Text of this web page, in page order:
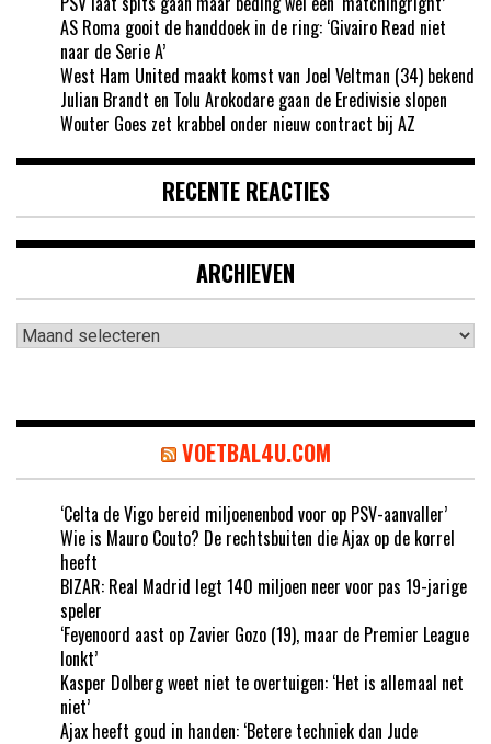
AS Roma gooit de handdoek in de ring: ‘Givairo Read niet
naar de Serie A’
West Ham United maakt komst van Joel Veltman (34) bekend
Julian Brandt en Tolu Arokodare gaan de Eredivisie slopen
Wouter Goes zet krabbel onder nieuw contract bij AZ
RECENTE REACTIES
ARCHIEVEN
Archieven
VOETBAL4U.COM
‘Celta de Vigo bereid miljoenenbod voor op PSV-aanvaller’
Wie is Mauro Couto? De rechtsbuiten die Ajax op de korrel
heeft
BIZAR: Real Madrid legt 140 miljoen neer voor pas 19-jarige
speler
‘Feyenoord aast op Zavier Gozo (19), maar de Premier League
lonkt’
Kasper Dolberg weet niet te overtuigen: ‘Het is allemaal net
niet’
Ajax heeft goud in handen: ‘Betere techniek dan Jude